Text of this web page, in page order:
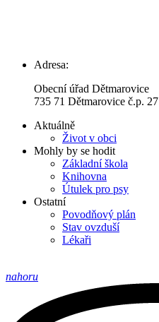
Adresa:
Obecní úřad Dětmarovice
735 71 Dětmarovice č.p. 27
Aktuálně
Život v obci
Mohly by se hodit
Základní škola
Knihovna
Útulek pro psy
Ostatní
Povodňový plán
Stav ovzduší
Lékaři
nahoru